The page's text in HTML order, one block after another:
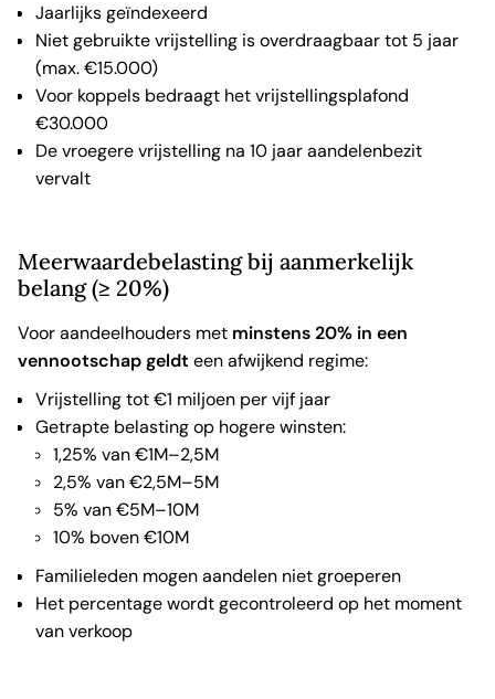
Jaarlijks geïndexeerd
Niet gebruikte vrijstelling is overdraagbaar tot 5 jaar
(max. €15.000)
Voor koppels bedraagt het vrijstellingsplafond
€30.000
De vroegere vrijstelling na 10 jaar aandelenbezit
vervalt
Meerwaardebelasting bij aanmerkelijk
belang (≥ 20%)
Voor aandeelhouders met minstens 20% in een
vennootschap geldt een afwijkend regime:
Vrijstelling tot €1 miljoen per vijf jaar
Getrapte belasting op hogere winsten:
1,25% van €1M–2,5M
2,5% van €2,5M–5M
5% van €5M–10M
10% boven €10M
Familieleden mogen aandelen niet groeperen
Het percentage wordt gecontroleerd op het moment
van verkoop